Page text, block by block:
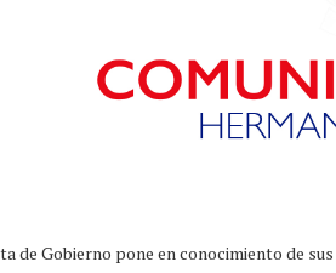
de Gobierno pone en conocimiento de